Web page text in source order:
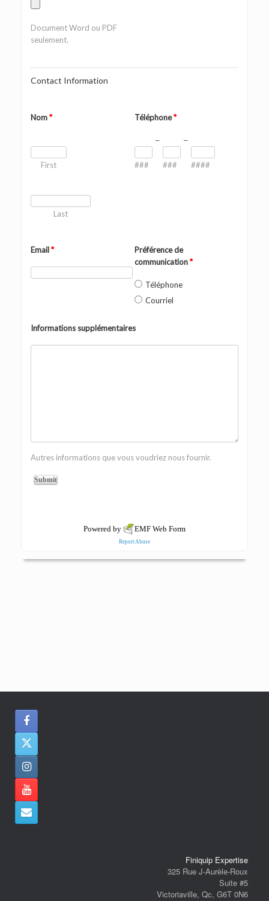
Document Word ou PDF
seulement.
Contact Information
Nom*
First
Last
Téléphone*
###
–
###
–
####
Email*
Préférence de
communication*
Téléphone
Courriel
Informations supplémentaires
Autres informations que vous voudriez nous fournir.
Powered by EMF Web Form
Report Abuse
Finiquip Expertise
325 Rue J-Aurèle-Roux
Suite #5
Victoriaville, Qc, G6T 0N6